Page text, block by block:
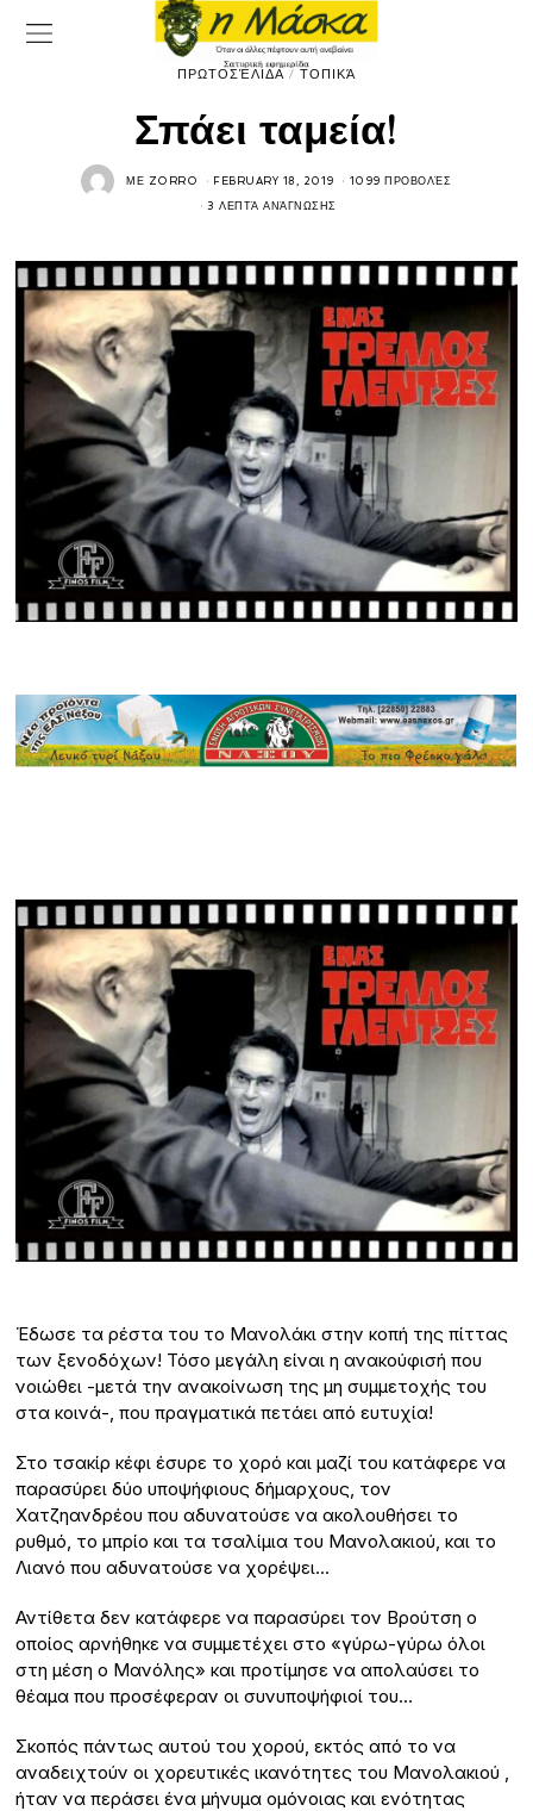
ΠΡΩΤΟΣΈΛΙΔΑ / ΤΟΠΙΚΆ
Σπάει ταμεία!
ΜΕ ZORRO FEBRUARY 18, 2019 1099 ΠΡΟΒΟΛΈΣ
3 ΛΕΠΤΆ ΑΝΆΓΝΩΣΗΣ
Έδωσε τα ρέστα του το Μανολάκι στην κοπή της πίττας
των ξενοδόχων! Τόσο μεγάλη είναι η ανακούφισή που
νοιώθει -μετά την ανακοίνωση της μη συμμετοχής του
στα κοινά-, που πραγματικά πετάει από ευτυχία!
Στο τσακίρ κέφι έσυρε το χορό και μαζί του κατάφερε να
παρασύρει δύο υποψήφιους δήμαρχους, τον
Χατζηανδρέου που αδυνατούσε να ακολουθήσει το
ρυθμό, το μπρίο και τα τσαλίμια του Μανολακιού, και το
Λιανό που αδυνατούσε να χορέψει…
Αντίθετα δεν κατάφερε να παρασύρει τον Βρούτση ο
οποίος αρνήθηκε να συμμετέχει στο «γύρω-γύρω όλοι
στη μέση ο Μανόλης» και προτίμησε να απολαύσει το
θέαμα που προσέφεραν οι συνυποψήφιοί του…
Σκοπός πάντως αυτού του χορού, εκτός από το να
αναδειχτούν οι χορευτικές ικανότητες του Μανολακιού ,
ήταν να περάσει ένα μήνυμα ομόνοιας και ενότητας